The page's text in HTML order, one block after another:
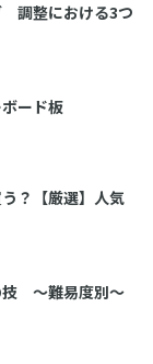
調整における3つ
ード板
？【厳選】人気
技 〜難易度別〜